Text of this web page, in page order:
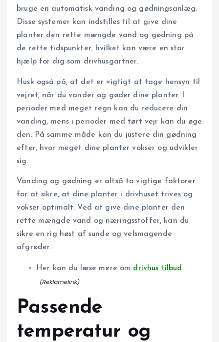
bruge en automatisk vanding og gødningsanlæg.
Disse systemer kan indstilles til at give dine
planter den rette mængde vand og gødning på
de rette tidspunkter, hvilket kan være en stor
hjælp for dig som drivhusgartner.
Husk også på, at det er vigtigt at tage hensyn til
vejret, når du vander og gøder dine planter. I
perioder med meget regn kan du reducere din
vanding, mens i perioder med tørt vejr kan du øge
den. På samme måde kan du justere din gødning
efter, hvor meget dine planter vokser og udvikler
sig.
Vanding og gødning er altså to vigtige faktorer
for at sikre, at dine planter i drivhuset trives og
vokser optimalt. Ved at give dine planter den
rette mængde vand og næringsstoffer, kan du
sikre en rig høst af sunde og velsmagende
afgrøder.
Her kan du læse mere om drivhus tilbud
.
Passende
temperatur og